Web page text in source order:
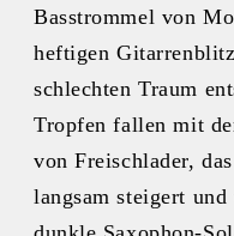
Basstrommel von
heftigen
schlechten Traum
Tropfen fallen mit
von Freischlader,
langsam steigert